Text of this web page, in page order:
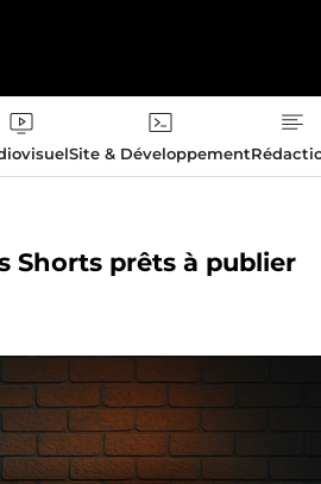
Site & Développement
Shorts prêts à publier